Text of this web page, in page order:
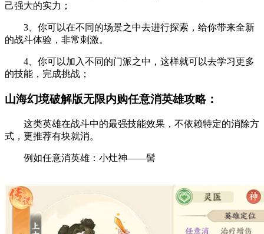
己强大的实力；
3、你可以在不同的场景之中去进行探索，给你带来全新
的战斗体验，非常刺激。
4、你可以加入不同的门派之中，这样就可以去学习更多
的技能，完成挑战；
山海幻境破解版无限内购任意消英雄攻略：
这类英雄在战斗中的最强技能效果，不依赖特定的消除方
式，更推荐有块就消。
例如任意消英雄：小灶神——髻